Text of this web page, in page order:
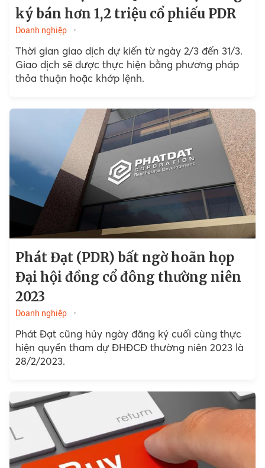
ký bán hơn 1,2 triệu cổ phiếu PDR
Doanh nghiệp
Thời gian giao dịch dự kiến từ ngày 2/3 đến 31/3.
Giao dịch sẽ được thực hiện bằng phương pháp
thỏa thuận hoặc khớp lệnh.
Phát Đạt (PDR) bất ngờ hoãn họp
Đại hội đồng cổ đông thường niên
2023
Doanh nghiệp
Phát Đạt cũng hủy ngày đăng ký cuối cùng thực
hiện quyền tham dự ĐHĐCĐ thường niên 2023 là
28/2/2023.